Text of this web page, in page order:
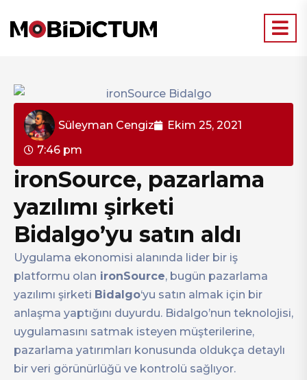
Süleyman Cengiz
Ekim 25, 2021
7:46 pm
ironSource, pazarlama
yazılımı şirketi
Bidalgo’yu satın aldı
Uygulama ekonomisi alanında lider bir iş
platformu olan ironSource, bugün pazarlama
yazılımı şirketi Bidalgo‘yu satın almak için bir
anlaşma yaptığını duyurdu. Bidalgo’nun teknolojisi,
uygulamasını satmak isteyen müşterilerine,
pazarlama yatırımları konusunda oldukça detaylı
bir veri görünürlüğü ve kontrolü sağlıyor.